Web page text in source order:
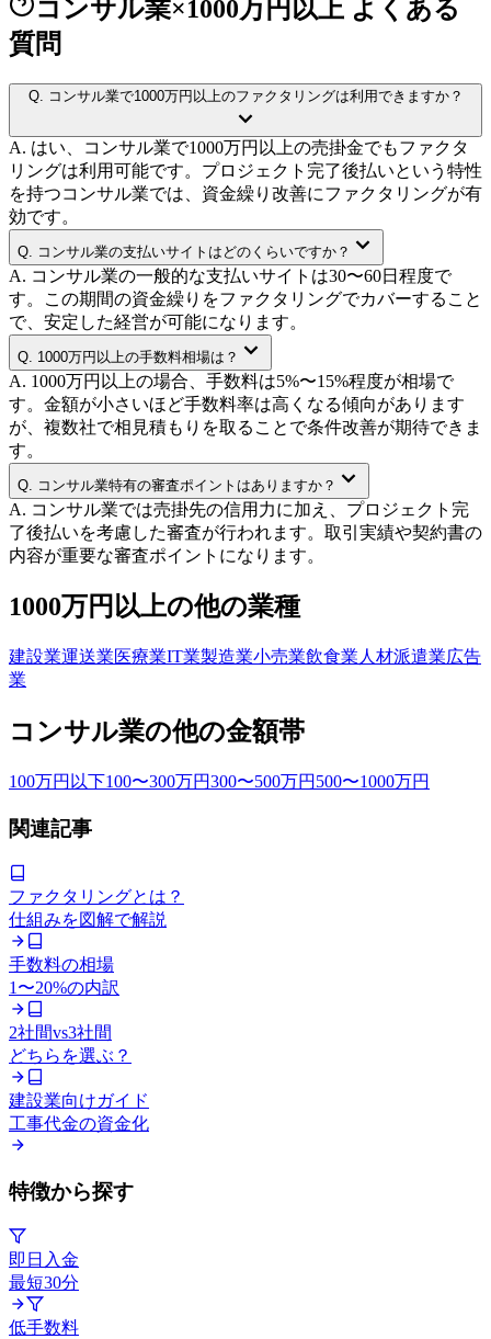
コンサル業×1000万円以上 よくある
質問
Q. コンサル業で1000万円以上のファクタリングは利用できますか？
A. はい、コンサル業で1000万円以上の売掛金でもファクタ
リングは利用可能です。プロジェクト完了後払いという特性
を持つコンサル業では、資金繰り改善にファクタリングが有
効です。
Q. コンサル業の支払いサイトはどのくらいですか？
A. コンサル業の一般的な支払いサイトは30〜60日程度で
す。この期間の資金繰りをファクタリングでカバーすること
で、安定した経営が可能になります。
Q. 1000万円以上の手数料相場は？
A. 1000万円以上の場合、手数料は5%〜15%程度が相場で
す。金額が小さいほど手数料率は高くなる傾向があります
が、複数社で相見積もりを取ることで条件改善が期待できま
す。
Q. コンサル業特有の審査ポイントはありますか？
A. コンサル業では売掛先の信用力に加え、プロジェクト完
了後払いを考慮した審査が行われます。取引実績や契約書の
内容が重要な審査ポイントになります。
1000万円以上の他の業種
建設業運送業医療業IT業製造業小売業飲食業 人材派遣業広告
業
コンサル業の他の金額帯
100万円以下100〜300万円300〜500万円 500〜1000万円
関連記事
ファクタリングとは？
仕組みを図解で解説
手数料の相場
1〜20%の内訳
2社間vs3社間
どちらを選ぶ？
建設業向けガイド
工事代金の資金化
特徴から探す
即日入金
最短30分
低手数料